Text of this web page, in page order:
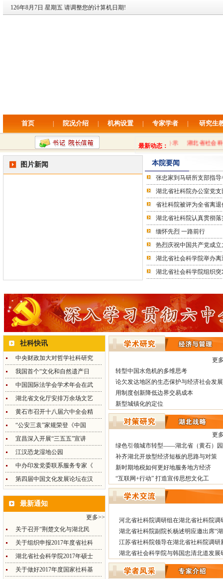
126年8月7日 星期五 请调整您的计算机日期!
首页 院况介绍 机构设置 专家学者 研究生
最新动态：
湖北省社科院专项公开招聘拟录用人员公示 湖北省社会科
图片新闻 本院要闻
张忠家到马研所支部指
湖北省社科院办公室党支
省社科院被评为全省离
湖北省社科院认真贯彻
缅怀先烈 一路前行
热烈庆祝中国共产党成立
湖北省社会科学院举办
湖北省社会科学院组织
社科快讯
中央财政加大对哲学社科研究
我国首个“文化和自然遗产日
中国国际法学会学术年会在武
湖北省文化厅安排万余场文艺
黄石市召开十八届六中全会精
“公安三袁”家规荣登《中国
宜昌深入开展“三五五”宣讲
江汉恐龙湿地公园
中办印发党委联系服务专家《
第四届中国文化发展论坛在汉
最新通知
更多>>
关于召开“荆楚文化与湖北民
关于组织申报2017年度省社科
湖北省社会科学院2017年硕士
关于做好2017年度国家社科基
更
转型中国水危机的多维思考
论欠发达地区的生态保护与经济社会发展
用制度创新降低边界交易成本
新型城镇化的定位
更
绿色引领城市转型——湖北省（黄石）园
补齐湖北开放型经济短板的思路与对策
新时期地税如何更好地服务地方经济
“互联网+行动” 打造宣传思想文化工
河北省社科院调研组在湖北省社科院调
湖北省社科院副院长杨述明应邀出席“
江苏省社科院领导在湖北省社科院调研
湖北省社会科学院与韩国忠清北道发展